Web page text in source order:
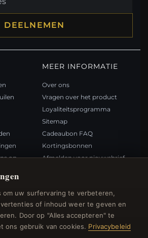
om uw surfervaring te verbeteren,
of inhoud weer te geven en
Door op "Alles accepteren" te
ons gebruik van cookies. Privacybeleid
DEELNEMEN
op
MEER INFORMATIE
Over ons
Vragen over het product
Loyaliteitsprogramma
Sitemap
Cadeaubon FAQ
Kortingsbonnen
Afmelden voor nieuwsbrief
BETAALMETHODEN